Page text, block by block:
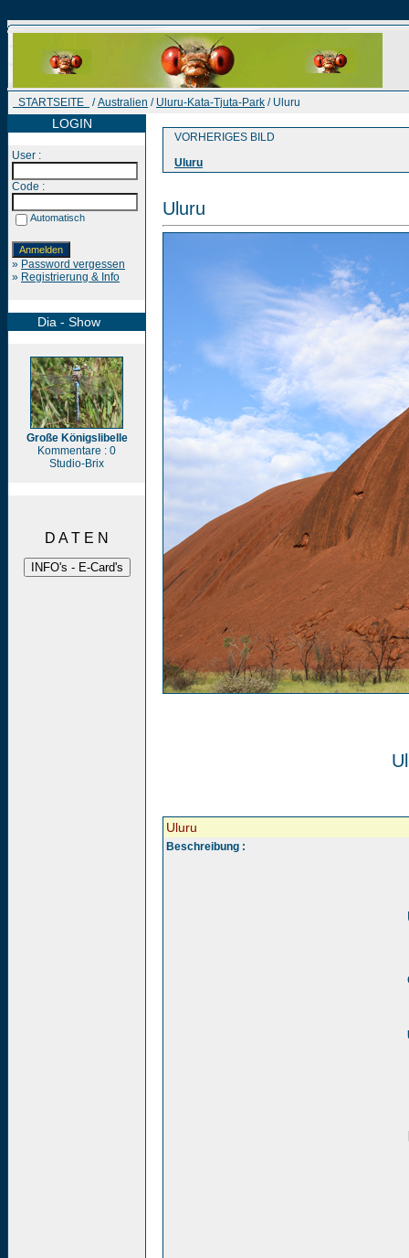
STARTSEITE /Australien / Uluru-Kata-Tjuta-Park / Uluru
LOGIN
User :
Code :
Automatisch
» Password vergessen
» Registrierung & Info
Dia - Show
Große Königslibelle
Kommentare : 0
Studio-Brix
D A T E N
VORHERIGES BILD
Uluru
Uluru
Uluru
Beschreibung :